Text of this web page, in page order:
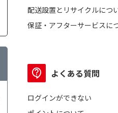
配送設置とリサイクルにつ
保証・アフターサービスに
よくある質問
ログインができない